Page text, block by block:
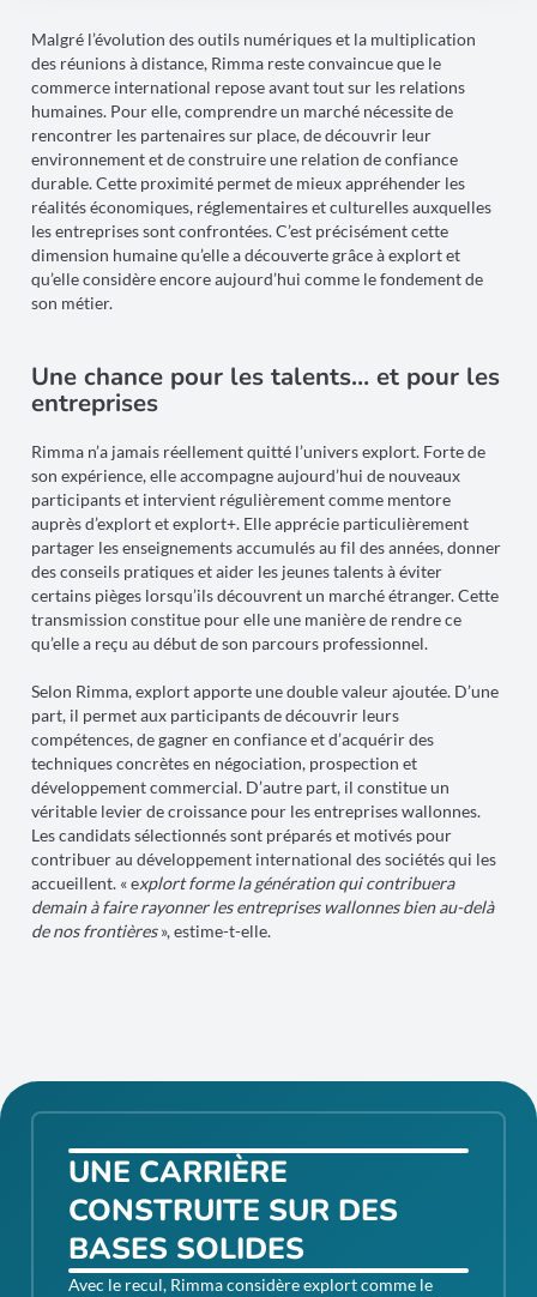
Malgré l’évolution des outils numériques et la multiplication
des réunions à distance, Rimma reste convaincue que le
commerce international repose avant tout sur les relations
humaines. Pour elle, comprendre un marché nécessite de
rencontrer les partenaires sur place, de découvrir leur
environnement et de construire une relation de confiance
durable. Cette proximité permet de mieux appréhender les
réalités économiques, réglementaires et culturelles auxquelles
les entreprises sont confrontées. C’est précisément cette
dimension humaine qu’elle a découverte grâce à explort et
qu’elle considère encore aujourd’hui comme le fondement de
son métier.
Une chance pour les talents… et pour les
entreprises
Rimma n’a jamais réellement quitté l’univers explort. Forte de
son expérience, elle accompagne aujourd’hui de nouveaux
participants et intervient régulièrement comme mentore
auprès d’explort et explort+. Elle apprécie particulièrement
partager les enseignements accumulés au fil des années, donner
des conseils pratiques et aider les jeunes talents à éviter
certains pièges lorsqu’ils découvrent un marché étranger. Cette
transmission constitue pour elle une manière de rendre ce
qu’elle a reçu au début de son parcours professionnel.
Selon Rimma, explort apporte une double valeur ajoutée. D’une
part, il permet aux participants de découvrir leurs
compétences, de gagner en confiance et d’acquérir des
techniques concrètes en négociation, prospection et
développement commercial. D’autre part, il constitue un
véritable levier de croissance pour les entreprises wallonnes.
Les candidats sélectionnés sont préparés et motivés pour
contribuer au développement international des sociétés qui les
accueillent. « explort forme la génération qui contribuera
demain à faire rayonner les entreprises wallonnes bien au-delà
de nos frontières», estime-t-elle.
UNE CARRIÈRE
CONSTRUITE SUR DES
BASES SOLIDES
Avec le recul, Rimma considère explort comme le